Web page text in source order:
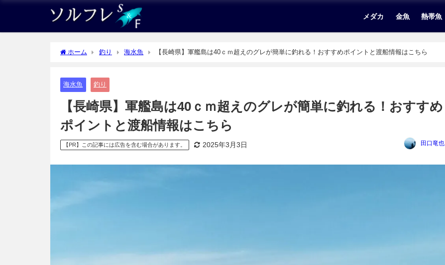
メダカ 金魚 熱帯魚
ホーム 釣り 海水魚 【長崎県】軍艦島は40ｃｍ超えのグレが簡単に釣れる！おすすめポイントと渡船情報はこちら
海水魚 釣り
【長崎県】軍艦島は40ｃｍ超えのグレが簡単に釣れる！おすすめ
ポイントと渡船情報はこちら
【PR】この記事には広告を含む場合があります。 2025年3月3日 田口竜也